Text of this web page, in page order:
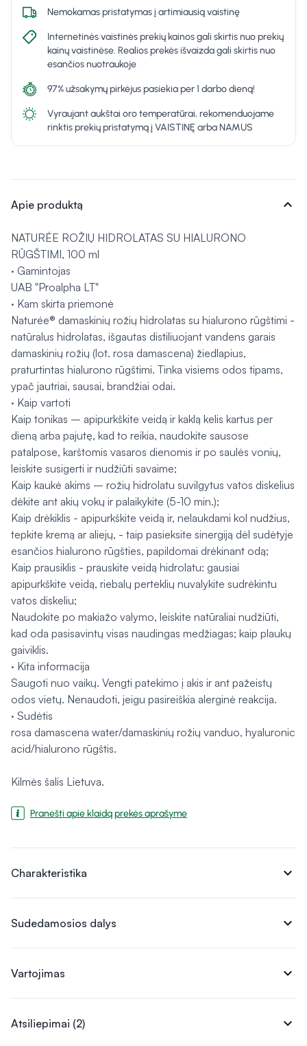
Nemokamas pristatymas į artimiausią vaistinę
Internetinės vaistinės prekių kainos gali skirtis nuo prekių
kainų vaistinėse. Realios prekės išvaizda gali skirtis nuo
esančios nuotraukoje
97% užsakymų pirkėjus pasiekia per 1 darbo dieną!
Vyraujant aukštai oro temperatūrai, rekomenduojame
rinktis prekių pristatymą į VAISTINĘ arba NAMUS
Apie produktą expand_more
NATURÉE ROŽIŲ HIDROLATAS SU HIALURONO
RŪGŠTIMI, 100 ml
· Gamintojas
UAB "Proalpha LT"
· Kam skirta priemonė
Naturée® damaskinių rožių hidrolatas su hialurono rūgštimi -
natūralus hidrolatas, išgautas distiliuojant vandens garais
damaskinių rožių (lot. rosa damascena) žiedlapius,
praturtintas hialurono rūgštimi. Tinka visiems odos tipams,
ypač jautriai, sausai, brandžiai odai.
· Kaip vartoti
Kaip tonikas – apipurkškite veidą ir kaklą kelis kartus per
dieną arba pajutę, kad to reikia, naudokite sausose
patalpose, karštomis vasaros dienomis ir po saulės vonių,
leiskite susigerti ir nudžiūti savaime;
Kaip kaukė akims – rožių hidrolatu suvilgytus vatos diskelius
dėkite ant akių vokų ir palaikykite (5-10 min.);
Kaip drėkiklis - apipurkškite veidą ir, nelaukdami kol nudžius,
tepkite kremą ar aliejų, - taip pasieksite sinergiją dėl sudėtyje
esančios hialurono rūgšties, papildomai drėkinant odą;
Kaip prausiklis - prauskite veidą hidrolatu: gausiai
apipurkškite veidą, riebalų perteklių nuvalykite sudrėkintu
vatos diskeliu;
Naudokite po makiažo valymo, leiskite natūraliai nudžiūti,
kad oda pasisavintų visas naudingas medžiagas; kaip plaukų
gaiviklis.
· Kita informacija
Saugoti nuo vaikų. Vengti patekimo į akis ir ant pažeistų
odos vietų. Nenaudoti, jeigu pasireiškia alerginė reakcija.
· Sudėtis
rosa damascena water/damaskinių rožių vanduo, hyaluronic
acid/hialurono rūgštis.
Kilmės šalis Lietuva.
Pranešti apie klaidą prekės aprašyme
Charakteristika expand_more
Sudedamosios dalys expand_more
Vartojimas expand_more
Atsiliepimai (2) expand_more